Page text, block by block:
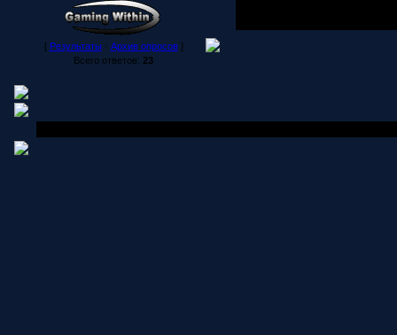
[ Результаты· Архив опросов]
Всего ответов: 23